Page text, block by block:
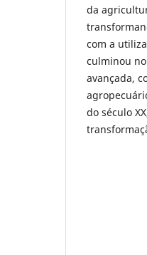
da
com a
culminou
avançada,
do século